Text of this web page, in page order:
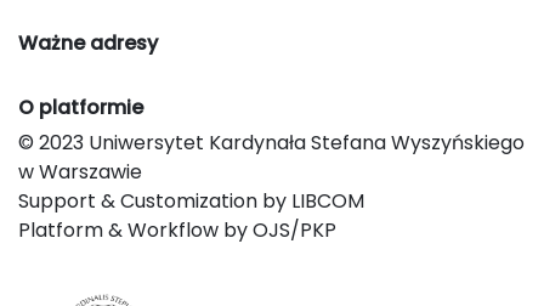
Ważne adresy
O platformie
© 2023 Uniwersytet Kardynała Stefana Wyszyńskiego
w Warszawie
Support & Customization by LIBCOM
Platform & Workflow by OJS/PKP